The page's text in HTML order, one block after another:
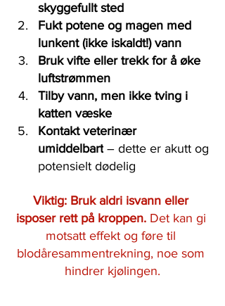
skyggefullt sted
Fukt potene og magen med
lunkent (ikke iskaldt!) vann
Bruk vifte eller trekk for å øke
luftstrømmen
Tilby vann, men ikke tving i
katten væske
Kontakt veterinær
umiddelbart – dette er akutt og
potensielt dødelig
Viktig: Bruk aldri isvann eller
isposer rett på kroppen. Det kan gi
motsatt effekt og føre til
blodåresammentrekning, noe som
hindrer kjølingen.